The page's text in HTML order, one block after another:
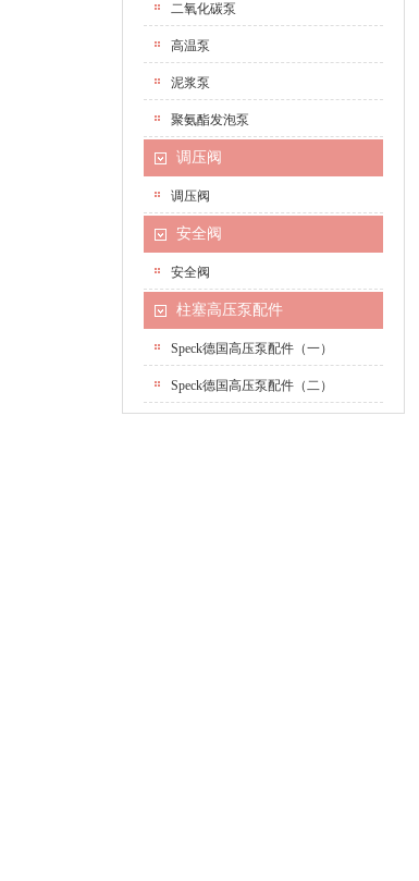
二氧化碳泵
高温泵
泥浆泵
聚氨酯发泡泵
调压阀
调压阀
安全阀
安全阀
柱塞高压泵配件
Speck德国高压泵配件（一）
Speck德国高压泵配件（二）